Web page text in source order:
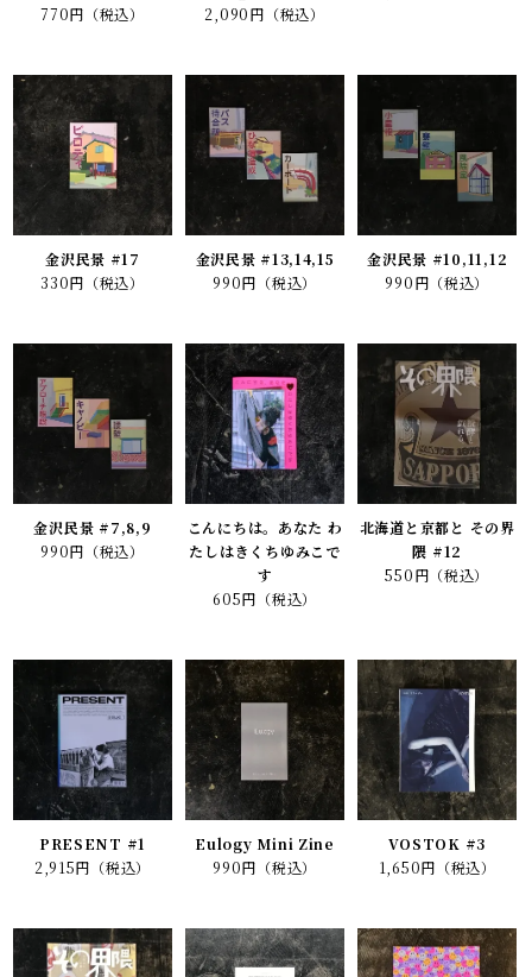
770円（税込）
2,090円（税込）
金沢民景 #17
330円（税込）
金沢民景 #13,14,15
990円（税込）
金沢民景 #10,11,12
990円（税込）
金沢民景 #7,8,9
990円（税込）
こんにちは。あなた わ
たしはきくちゆみこで
す
605円（税込）
北海道と京都と その界
隈 #12
550円（税込）
PRESENT #1
2,915円（税込）
Eulogy Mini Zine
990円（税込）
VOSTOK #3
1,650円（税込）